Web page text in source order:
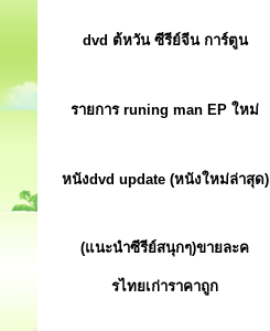
dvd ต้หวัน ซีรีย์จีน การ์ตูน
รายการ runing man EP ใหม่
หนังdvd update (หนังใหม่ล่าสุด)
(แนะนำซีรีย์สนุกๆ)ขายละค
รไทยเก่าราคาถูก